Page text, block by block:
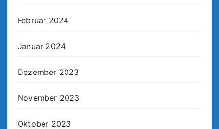
Februar 2024
Januar 2024
Dezember 2023
November 2023
Oktober 2023